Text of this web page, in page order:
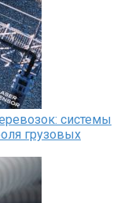
системы
грузовых